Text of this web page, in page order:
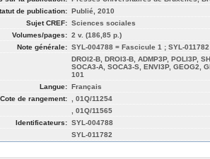
de publication: Publié, 2010
Sujet CREF: Sciences sociales
Volumes/pages: 2 v. (186,85 p.)
Note générale: SYL-004788 = Fascicule 1 ; SYL-
DROI2-B, DROI3-B, ADMP3P, POLI3P,
SOCA3-A, SOCA3-S, ENVI3P, GEOG2,
101
Langue: Français
Cote de rangement:
, 01Q/11254
, 01Q/11565
Identificateurs: SYL-004788
SYL-011782